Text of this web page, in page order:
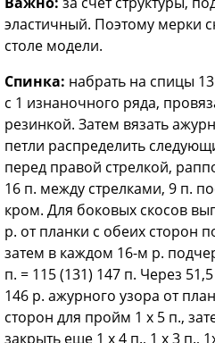
эластичный. По­этому мерки
столе модели.
Спинка: набрать на спицы
с 1 из­наночного ряда,
резинкой. Затем вязать
петли распределить
перед правой стрелкой,
16 п. между стрелками, 9 п.
кром. Для боковых скосов
р. от планки с обеих сторон
затем в каждом 16-м р.
п. = 115 (131) 147 п. Через
146 р. ажурного узора от
сторон для пройм 1 х 5 п.,
закрыть еще 1 х 4 п., 1 х 3 п.,